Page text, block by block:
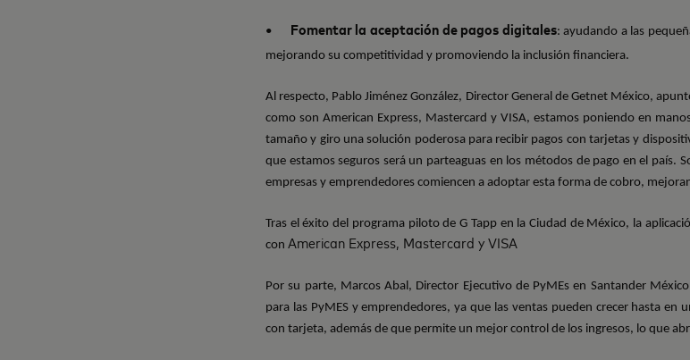
• Fomentar la aceptación de pagos digitales: ayudando a las
mejorando su competitividad y promoviendo la inclusión financiera.
Al respecto, Pablo Jiménez González, Director General de Getnet México,
como son American Express, Mastercard y VISA, estamos poniendo en
tamaño y giro una solución poderosa para recibir pagos con tarjetas y
que estamos seguros será un parteaguas en los métodos de pago en el país.
empresas y emprendedores comiencen a adoptar esta forma de cobro,
Tras el éxito del programa piloto de G Tapp en la Ciudad de México, la
con American Express, Mastercard y VISA
Por su parte, Marcos Abal, Director Ejecutivo de PyMEs en Santander
para las PyMES y emprendedores, ya que las ventas pueden crecer hasta en
con tarjeta, además de que permite un mejor control de los ingresos, lo que